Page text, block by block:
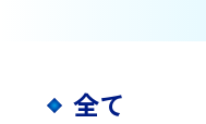
全て